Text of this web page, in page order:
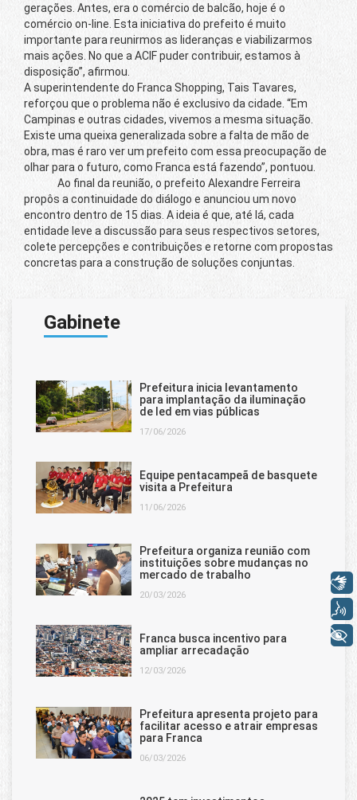
gerações. Antes, era o comércio de balcão, hoje é o
comércio on-line. Esta iniciativa do prefeito é muito
importante para reunirmos as lideranças e viabilizarmos
mais ações. No que a ACIF puder contribuir, estamos à
disposição”, afirmou.
A superintendente do Franca Shopping, Tais Tavares,
reforçou que o problema não é exclusivo da cidade. “Em
Campinas e outras cidades, vivemos a mesma situação.
Existe uma queixa generalizada sobre a falta de mão de
obra, mas é raro ver um prefeito com essa preocupação de
olhar para o futuro, como Franca está fazendo”, pontuou.
Ao final da reunião, o prefeito Alexandre Ferreira
propôs a continuidade do diálogo e anunciou um novo
encontro dentro de 15 dias. A ideia é que, até lá, cada
entidade leve a discussão para seus respectivos setores,
colete percepções e contribuições e retorne com propostas
concretas para a construção de soluções conjuntas.
Gabinete
Prefeitura inicia levantamento
para implantação da iluminação
de led em vias públicas
17/06/2026
Equipe pentacampeã de basquete
visita a Prefeitura
11/06/2026
Prefeitura organiza reunião com
instituições sobre mudanças no
mercado de trabalho
20/03/2026
Franca busca incentivo para
ampliar arrecadação
12/03/2026
Prefeitura apresenta projeto para
facilitar acesso e atrair empresas
para Franca
06/03/2026
+ Acessibilidade